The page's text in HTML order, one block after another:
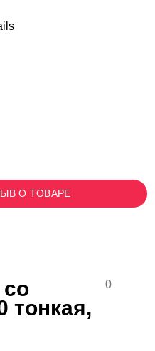
тонкая,
0
О ТОВАРЕ